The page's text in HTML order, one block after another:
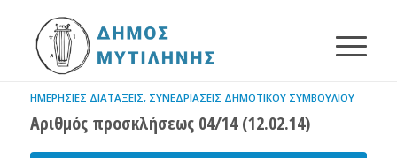
ΗΜΕΡΉΣΙΕΣ ΔΙΑΤΆΞΕΙΣ, ΣΥΝΕΔΡΙΆΣΕΙΣ ΔΗΜΟΤΙΚΟΎ ΣΥΜΒΟΥΛΊΟΥ
Αριθμός προσκλήσεως 04/14 (12.02.14)